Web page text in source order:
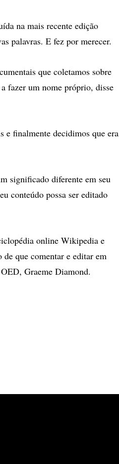
na mais recente edição
palavras. E fez por merecer.
que coletamos sobre
fazer um nome próprio, disse
e finalmente decidimos que era
significado diferente em seu
conteúdo possa ser editado
online Wikipedia e
que comentar e editar em
Graeme Diamond.